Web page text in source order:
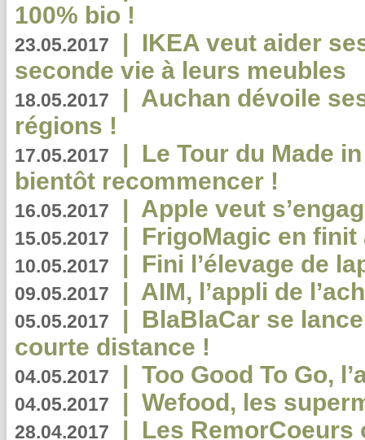
100% bio !
23.05.2017 | IKEA veut aider
seconde vie à leurs meubles
18.05.2017 | Auchan dévoile
régions !
17.05.2017 | Le Tour du Made
bientôt recommencer !
16.05.2017 | Apple veut
15.05.2017 | FrigoMagic en
10.05.2017 | Fini l’élevage de
09.05.2017 | AIM, l’appli de
05.05.2017 | BlaBlaCar se
courte distance !
04.05.2017 | Too Good To Go,
04.05.2017 | Wefood, les
28.04.2017 | Les RemorCoeurs